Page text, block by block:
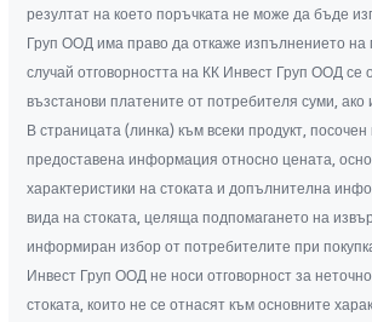
резултат на което поръчката не може да бъде
Груп ООД има право да откаже изпълнението на
случай отговорността на КК Инвест Груп ООД се
възстанови платените от потребителя суми, ако
В страницата (линка) към всеки продукт, посочен
предоставена информация относно цената,
характеристики на стоката и допълнителна
вида на стоката, целяща подпомагането на
информиран избор от потребителите при
Инвест Груп ООД не носи отговорност за
стоката, които не се отнасят към основните